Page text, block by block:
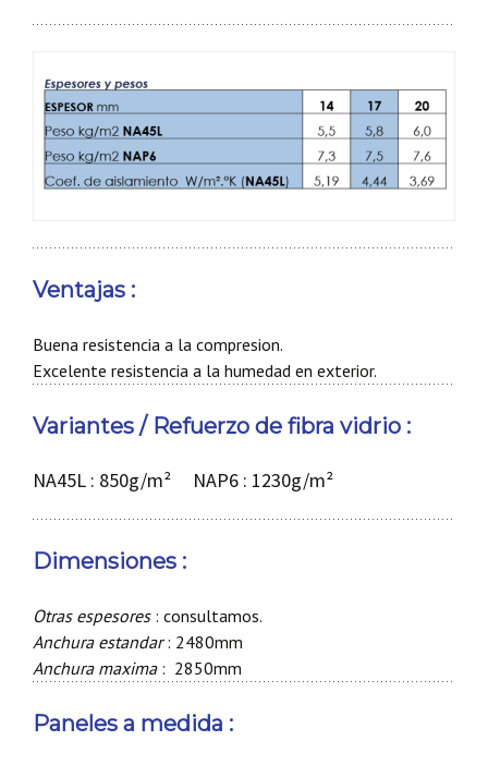
Ventajas :
Buena resistencia a la compresion.
Excelente resistencia a la humedad en exterior.
Variantes / Refuerzo de fibra vidrio :
NA45L : 850g/m² NAP6 : 1230g/m²
Dimensiones :
Otras espesores: consultamos.
Anchura estandar: 2480mm
Anchura maxima: 2850mm
Paneles a medida :